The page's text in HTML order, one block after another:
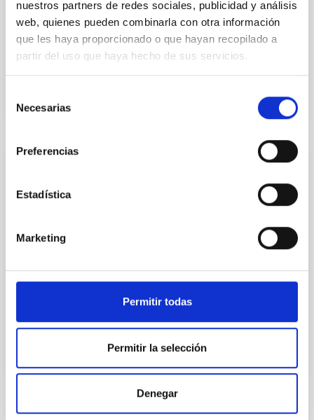
nuestros partners de redes sociales, publicidad y análisis
web, quienes pueden combinarla con otra información
que les haya proporcionado o que hayan recopilado a
partir del uso que haya hecho de sus servicios.
Necesarias
Preferencias
Estadística
Marketing
Permitir todas
Permitir la selección
Denegar
El objeto del convenio es la publicación, adjudicación
y seguimiento de la licitación para la ejecución de la
obra de cimentación del LST en el ORM. También se...
Acuerdo de Colaboración entre el IAC y la
temporal de equipamiento Científico
Tecnológico
Es objeto del presente acuerdo establecer las
científico-tecnológico por parte del IAC a la ULL.